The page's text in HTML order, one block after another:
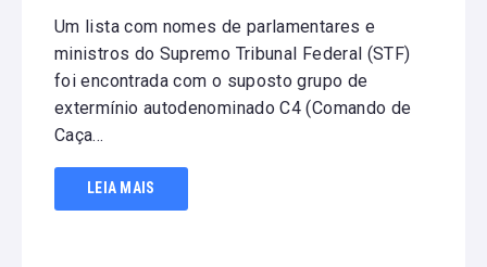
Um lista com nomes de parlamentares e
ministros do Supremo Tribunal Federal (STF)
foi encontrada com o suposto grupo de
extermínio autodenominado C4 (Comando de
Caça...
LEIA MAIS